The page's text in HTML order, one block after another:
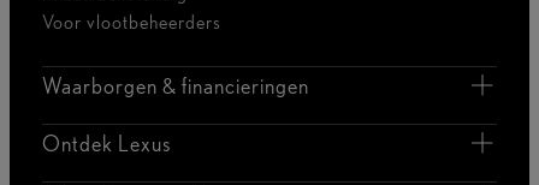
Voor vlootbeheerders
Waarborgen & financieringen
Ontdek Lexus